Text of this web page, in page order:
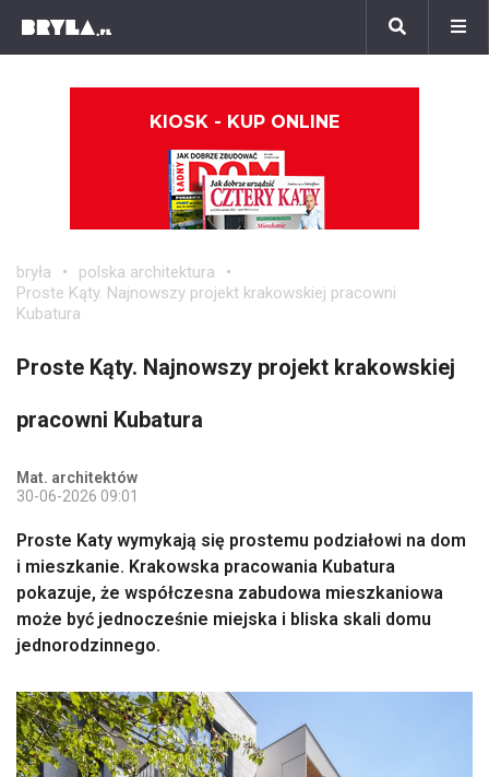
KIOSK - KUP ONLINE
bryła
polska architektura
Proste Kąty. Najnowszy projekt krakowskiej pracowni
Kubatura
Proste Kąty. Najnowszy projekt krakowskiej
pracowni Kubatura
Mat. architektów
30-06-2026 09:01
Proste Katy wymykają się prostemu podziałowi na dom
i mieszkanie. Krakowska pracowania Kubatura
pokazuje, że współczesna zabudowa mieszkaniowa
może być jednocześnie miejska i bliska skali domu
jednorodzinnego.